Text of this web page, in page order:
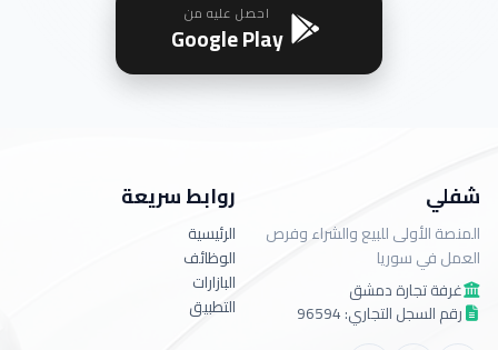
احصل عليه من
Google Play
شفلي
المنصة الأولى للبيع والشراء وفرص
العمل في سوريا
غرفة تجارة دمشق
رقم السجل التجاري: 96594
روابط سريعة
الرئيسية
الوظائف
البازارات
التطبيق